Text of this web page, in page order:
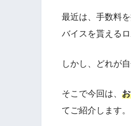
最近は、手数料
バイスを貰える
しかし、どれが
そこで今回は、
てご紹介します。